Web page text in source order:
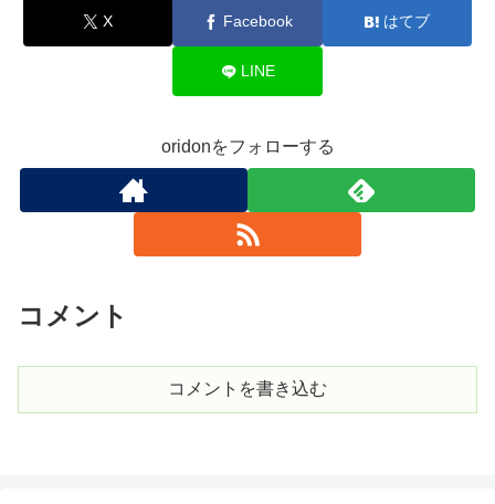
X Facebook はてブ
LINE
oridonをフォローする
コメント
コメントを書き込む